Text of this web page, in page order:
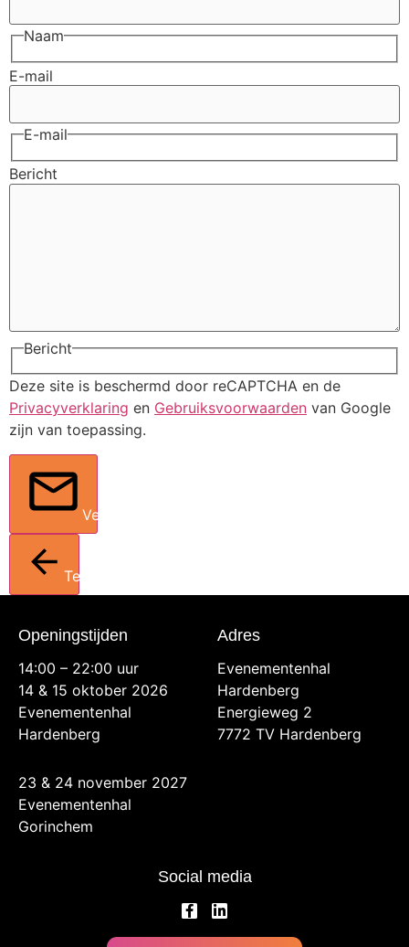
Naam
E-mail
E-mail
Bericht
Bericht
Deze site is beschermd door reCAPTCHA en de
Privacyverklaring en Gebruiksvoorwaarden van Google
zijn van toepassing.
Verstuur
Terug
Openingstijden
14:00 – 22:00 uur
14 & 15 oktober 2026
Evenementenhal
Hardenberg
23 & 24 november 2027
Evenementenhal
Gorinchem
Adres
Evenementenhal
Hardenberg
Energieweg 2
7772 TV Hardenberg
Social media